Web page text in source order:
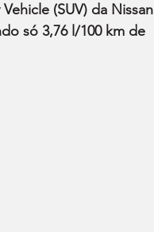
(SUV) da Nissan
só 3,76 l/100 km de